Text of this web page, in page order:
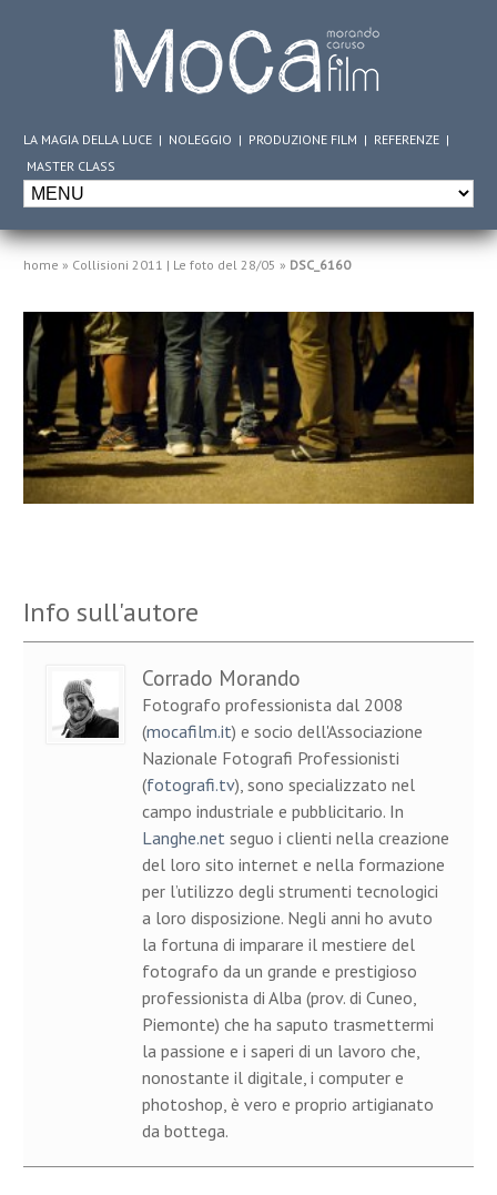
LA MAGIA DELLA LUCE | NOLEGGIO | PRODUZIONE FILM | REFERENZE |
MASTER CLASS
home » Collisioni 2011 | Le foto del 28/05 » DSC_6160
Info sull'autore
Corrado Morando
Fotografo professionista dal 2008
(mocafilm.it) e socio dell'Associazione
Nazionale Fotografi Professionisti
(fotografi.tv), sono specializzato nel
campo industriale e pubblicitario. In
Langhe.net seguo i clienti nella creazione
del loro sito internet e nella formazione
per l’utilizzo degli strumenti tecnologici
a loro disposizione. Negli anni ho avuto
la fortuna di imparare il mestiere del
fotografo da un grande e prestigioso
professionista di Alba (prov. di Cuneo,
Piemonte) che ha saputo trasmettermi
la passione e i saperi di un lavoro che,
nonostante il digitale, i computer e
photoshop, è vero e proprio artigianato
da bottega.